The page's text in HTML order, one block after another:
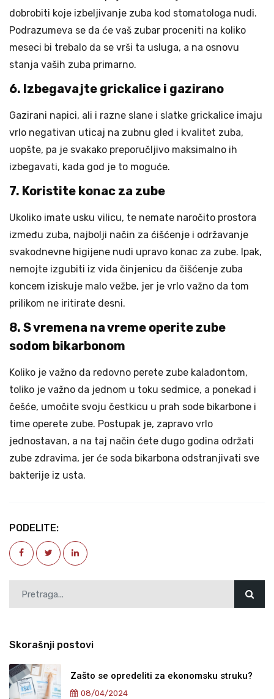
dobrobiti koje izbeljivanje zuba kod stomatologa nudi.
Podrazumeva se da će vaš zubar proceniti na koliko
meseci bi trebalo da se vrši ta usluga, a na osnovu
stanja vaših zuba primarno.
6. Izbegavajte grickalice i gazirano
Gazirani napici, ali i razne slane i slatke grickalice imaju
vrlo negativan uticaj na zubnu gleđ i kvalitet zuba,
uopšte, pa je svakako preporučljivo maksimalno ih
izbegavati, kada god je to moguće.
7. Koristite konac za zube
Ukoliko imate usku vilicu, te nemate naročito prostora
između zuba, najbolji način za ćišćenje i održavanje
svakodnevne higijene nudi upravo konac za zube. Ipak,
nemojte izgubiti iz vida činjenicu da čišćenje zuba
koncem iziskuje malo vežbe, jer je vrlo važno da tom
prilikom ne iritirate desni.
8. S vremena na vreme operite zube
sodom bikarbonom
Koliko je važno da redovno perete zube kaladontom,
toliko je važno da jednom u toku sedmice, a ponekad i
češće, umočite svoju čestkicu u prah sode bikarbone i
time operete zube. Postupak je, zapravo vrlo
jednostavan, a na taj način ćete dugo godina održati
zube zdravima, jer će soda bikarbona odstranjivati sve
bakterije iz usta.
PODELITE:
Skorašnji postovi
Zašto se opredeliti za ekonomsku struku?
08/04/2024